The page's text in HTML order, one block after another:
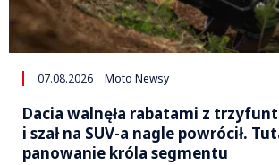
07.08.2026 Moto Newsy
Dacia walnęła rabatami z
i szał na SUV-a nagle powrócił.
panowanie króla segmentu